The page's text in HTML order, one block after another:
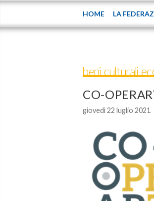
HOME LA
beni culturali
CO-
giovedì 22 luglio 2021